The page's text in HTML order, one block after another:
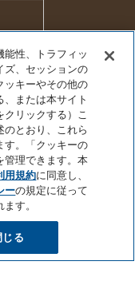
CSR SDGs
クッキーセンター
バシーポリシー 会社概要
トマップ
能性、トラフィッ
ズ、セッションの
ッキーやその他の
または本サイト
リックする）こ
のとおり、これら
す。「クッキーの
管理できます。本
用規約に同意し、
ーの規定に従って
す。
じる